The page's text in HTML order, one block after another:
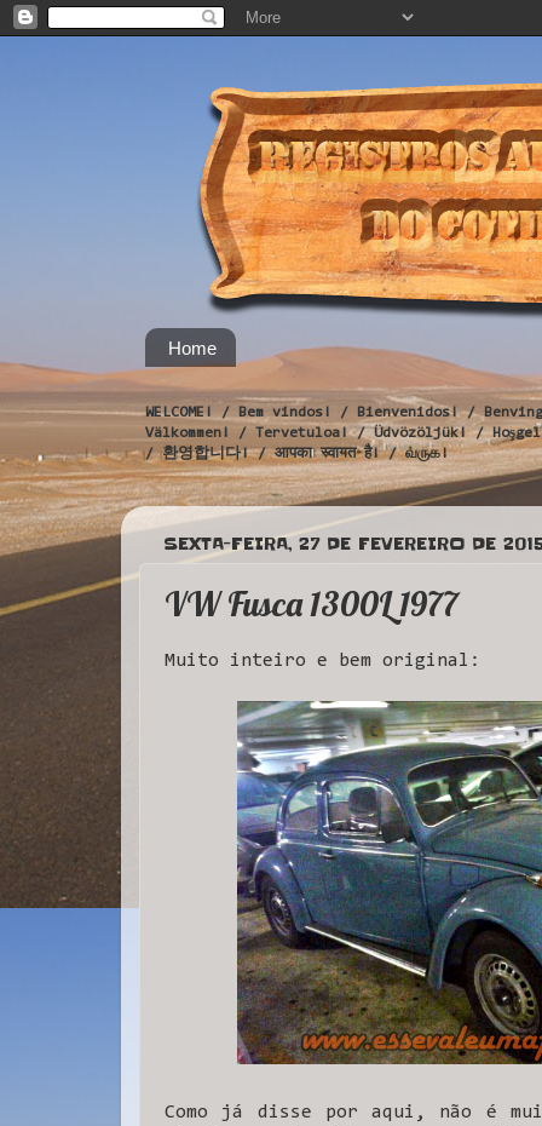
Home
WELCOME! / Bem vindos! / Bienvenidos! /
Välkommen! / Tervetuloa! / Üdvözöljük! /
/ 환영합니다! / आपका स्वागत है! / வருக!
SEXTA-FEIRA, 27 DE FEVEREIRO DE
VW Fusca 1300L 1977
Muito inteiro e bem original:
Como já disse por aqui, não é